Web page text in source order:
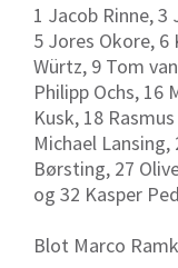
1 Jacob Rinne,
5 Jores Okore, 6
Würtz, 9 Tom
Philipp Ochs, 16
Kusk, 18
Michael Lansing,
Børsting, 27
og 32 Kasper
Blot Marco